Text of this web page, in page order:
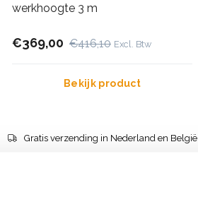
werkhoogte 3 m
€369,00 €416,10 Excl. Btw
Bekijk product
Gratis verzending in Nederland en België